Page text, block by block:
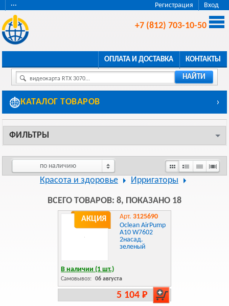
Регистрация Вход
···
+7 (812) 703-10-50
ОПЛАТА И ДОСТАВКА КОНТАКТЫ
видеокарта RTX 3070... НАЙТИ
КАТАЛОГ ТОВАРОВ ›
ФИЛЬТРЫ
по наличию
Красота и здоровье Ирригаторы
ВСЕГО ТОВАРОВ: 8, ПОКАЗАНО 18
АКЦИЯ Арт. 3125690
Oclean AirPump
A10 W7602
2насад.
зеленый
В наличии (1 шт.)
Самовывоз: 06 августа
5 104 Р